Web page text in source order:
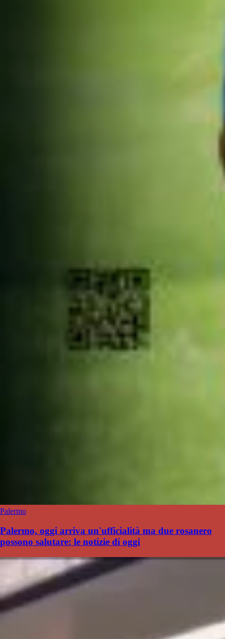
Palermo
Palermo, oggi arriva un'ufficialità ma due rosanero
possono salutare: le notizie di oggi